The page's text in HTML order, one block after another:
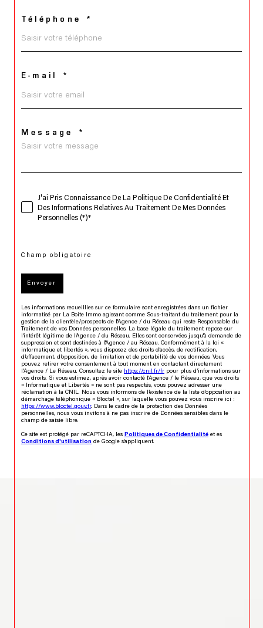
Téléphone *
E-mail *
Message *
J'ai Pris Connaissance De La Politique De Confidentialité Et
Des Informations Relatives Au Traitement De Mes Données
Personnelles (*)*
* Champ obligatoire
Envoyer
Les informations recueillies sur ce formulaire sont enregistrées dans un fichier
informatisé par La Boite Immo agissant comme Sous-traitant du traitement pour la
gestion de la clientèle/prospects de l'Agence / du Réseau qui reste Responsable du
Traitement de vos Données personnelles. La base légale du traitement repose sur
l'intérêt légitime de l'Agence / du Réseau. Elles sont conservées jusqu'à demande de
suppression et sont destinées à l'Agence / au Réseau. Conformément à la loi «
informatique et libertés », vous disposez des droits d’accès, de rectification,
d’effacement, d’opposition, de limitation et de portabilité de vos données. Vous
pouvez retirer votre consentement à tout moment en contactant directement
l’Agence / Le Réseau. Consultez le site https://cnil.fr/fr pour plus d’informations sur
vos droits. Si vous estimez, après avoir contacté l'Agence / le Réseau, que vos droits
« Informatique et Libertés » ne sont pas respectés, vous pouvez adresser une
réclamation à la CNIL. Nous vous informons de l’existence de la liste d'opposition au
démarchage téléphonique « Bloctel », sur laquelle vous pouvez vous inscrire ici :
https://www.bloctel.gouv.fr. Dans le cadre de la protection des Données
personnelles, nous vous invitons à ne pas inscrire de Données sensibles dans le
champ de saisie libre.
Ce site est protégé par reCAPTCHA, les Politiques de Confidentialité et es
Conditions d'utilisation de Google s'appliquent.